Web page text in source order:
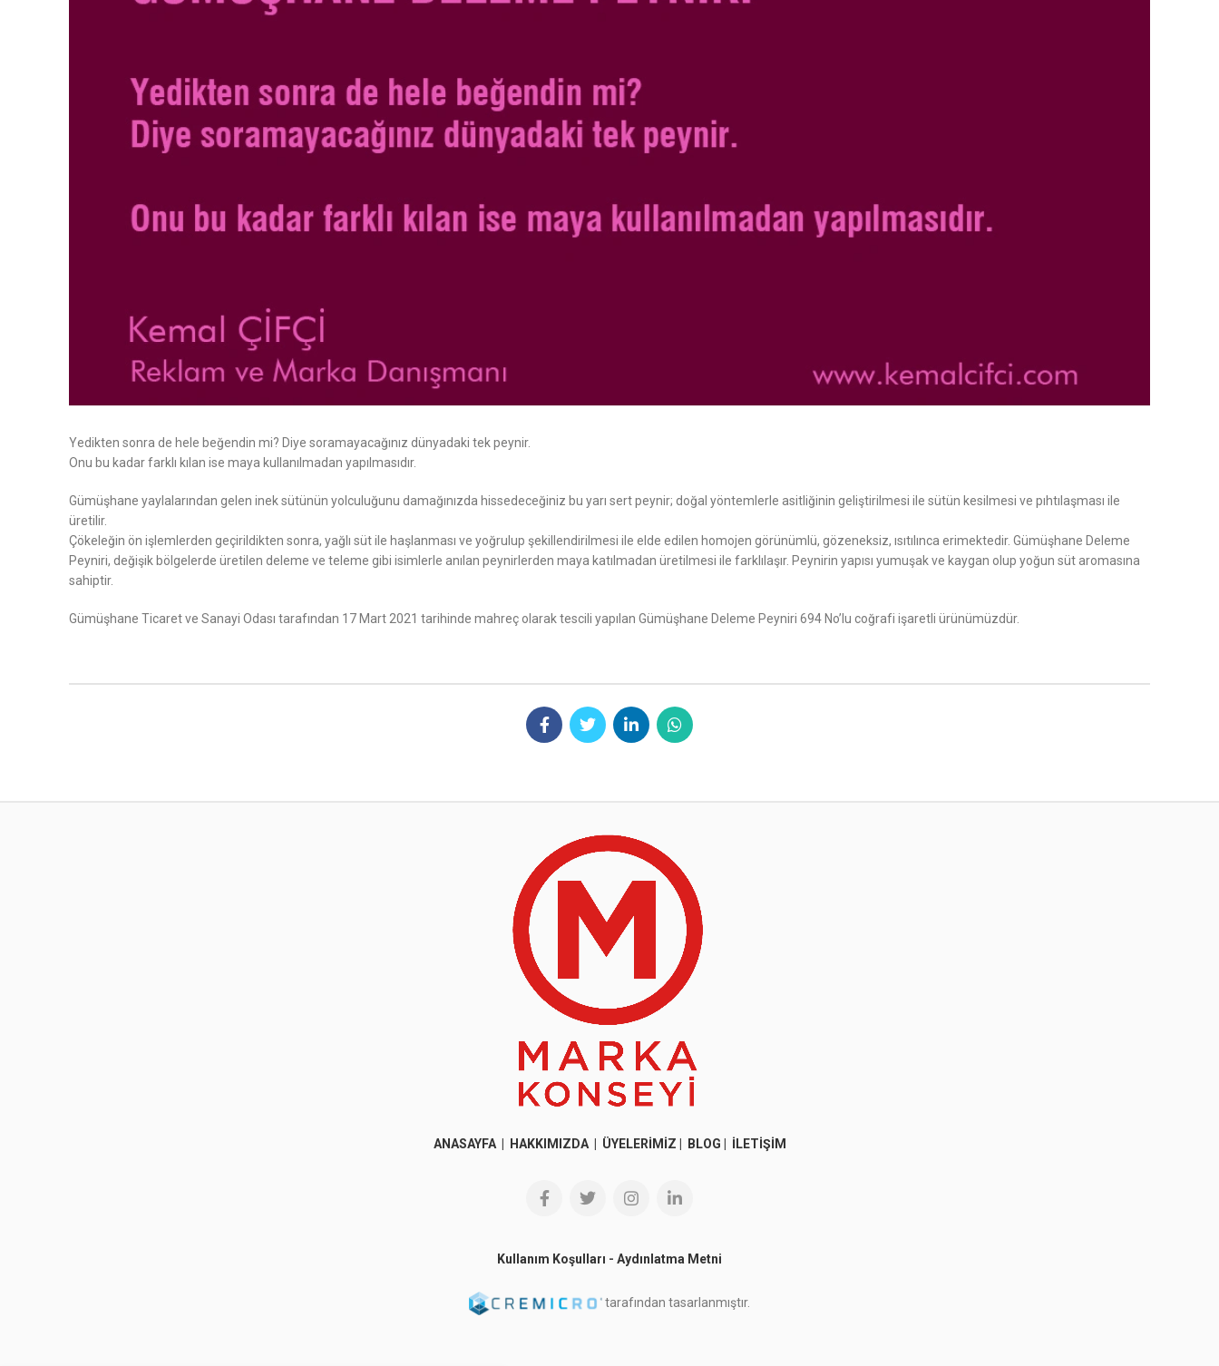
Yedikten sonra de hele beğendin mi? Diye soramayacağınız dünyadaki tek peynir.
Onu bu kadar farklı kılan ise maya kullanılmadan yapılmasıdır.
Gümüşhane yaylalarından gelen inek sütünün yolculuğunu damağınızda hissedeceğiniz bu yarı sert peynir; doğal yöntemlerle asitliğinin geliştirilmesi ile sütün kesilmesi ve pıhtılaşması ile
üretilir.
Çökeleğin ön işlemlerden geçirildikten sonra, yağlı süt ile haşlanması ve yoğrulup şekillendirilmesi ile elde edilen homojen görünümlü, gözeneksiz, ısıtılınca erimektedir. Gümüşhane Deleme
Peyniri, değişik bölgelerde üretilen deleme ve teleme gibi isimlerle anılan peynirlerden maya katılmadan üretilmesi ile farklılaşır. Peynirin yapısı yumuşak ve kaygan olup yoğun süt aromasına
sahiptir.
Gümüşhane Ticaret ve Sanayi Odası tarafından 17 Mart 2021 tarihinde mahreç olarak tescili yapılan Gümüşhane Deleme Peyniri 694 No’lu coğrafi işaretli ürünümüzdür.
ANASAYFA HAKKIMIZDA| ÜYELERİMİZ BLOG İLETİŞİM
Kullanım Koşulları - Aydınlatma Metni
tarafından tasarlanmıştır.